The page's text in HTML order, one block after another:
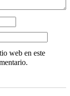
web en este